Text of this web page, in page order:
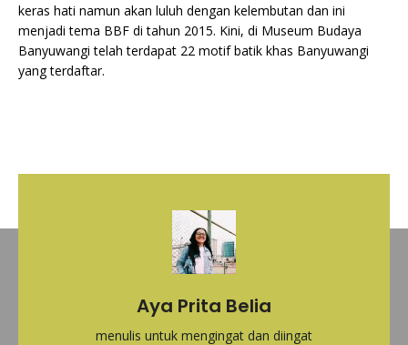
keras hati namun akan luluh dengan kelembutan dan ini
menjadi tema BBF di tahun 2015. Kini, di Museum Budaya
Banyuwangi telah terdapat 22 motif batik khas Banyuwangi
yang terdaftar.
Aya Prita Belia
menulis untuk mengingat dan diingat